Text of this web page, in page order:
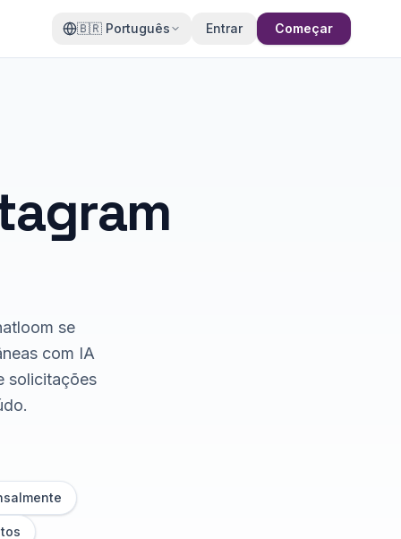
🇧🇷 Português Entrar Começar
se
com IA
solicitações